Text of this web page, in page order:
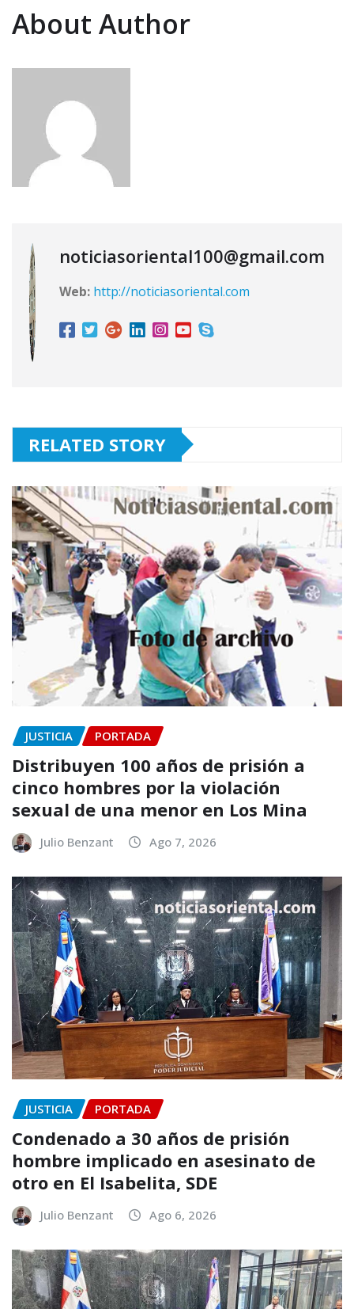
About Author
noticiasoriental100@gmail.com
Web: http://noticiasoriental.com
RELATED STORY
JUSTICIA PORTADA
Distribuyen 100 años de prisión a
cinco hombres por la violación
sexual de una menor en Los Mina
Julio Benzant Ago 7, 2026
JUSTICIA PORTADA
Condenado a 30 años de prisión
hombre implicado en asesinato de
otro en El Isabelita, SDE
Julio Benzant Ago 6, 2026